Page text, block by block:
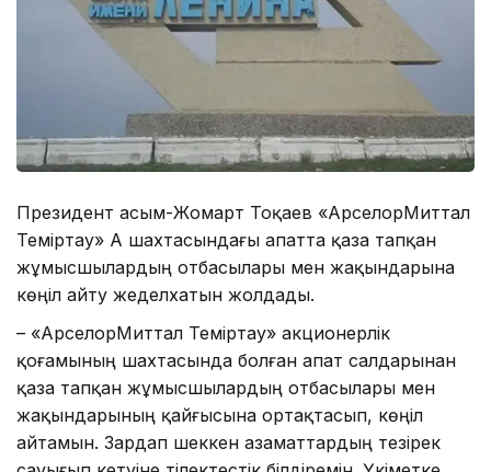
Президент Қасым-Жомарт Тоқаев «АрселорМиттал
Теміртау» АҚ шахтасындағы апатта қаза тапқан
жұмысшылардың отбасылары мен жақындарына
көңіл айту жеделхатын жолдады.
– «АрселорМиттал Теміртау» акционерлік
қоғамының шахтасында болған апат салдарынан
қаза тапқан жұмысшылардың отбасылары мен
жақындарының қайғысына ортақтасып, көңіл
айтамын. Зардап шеккен азаматтардың тезірек